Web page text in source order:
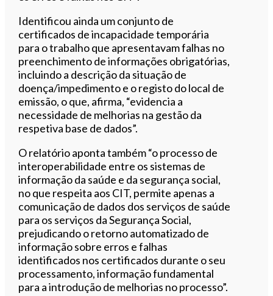
Identificou ainda um conjunto de
certificados de incapacidade temporária
para o trabalho que apresentavam falhas no
preenchimento de informações obrigatórias,
incluindo a descrição da situação de
doença/impedimento e o registo do local de
emissão, o que, afirma, “evidencia a
necessidade de melhorias na gestão da
respetiva base de dados”.
O relatório aponta também “o processo de
interoperabilidade entre os sistemas de
informação da saúde e da segurança social,
no que respeita aos CIT, permite apenas a
comunicação de dados dos serviços de saúde
para os serviços da Segurança Social,
prejudicando o retorno automatizado de
informação sobre erros e falhas
identificados nos certificados durante o seu
processamento, informação fundamental
para a introdução de melhorias no processo”.